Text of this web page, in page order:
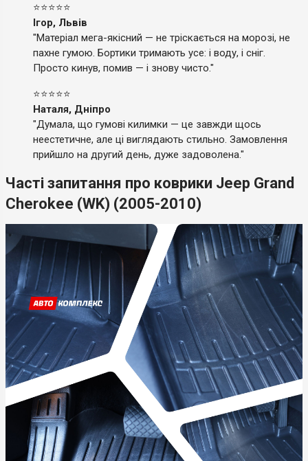
⭐⭐⭐⭐⭐
Ігор, Львів
"Матеріал мега-якісний — не тріскається на морозі, не
пахне гумою. Бортики тримають усе: і воду, і сніг.
Просто кинув, помив — і знову чисто."
⭐⭐⭐⭐⭐
Наталя, Дніпро
"Думала, що гумові килимки — це завжди щось
неестетичне, але ці виглядають стильно. Замовлення
прийшло на другий день, дуже задоволена."
Часті запитання про коврики Jeep Grand
Cherokee (WK) (2005-2010)